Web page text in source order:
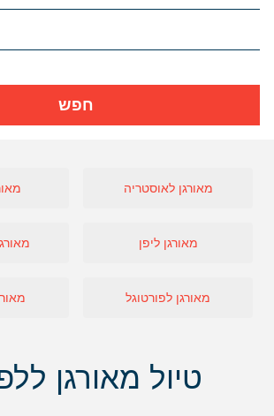
חפש
מאורגן לאוסטריה
מאורגן ליפן
מאורגן לפורטוגל
טיול מאורגן